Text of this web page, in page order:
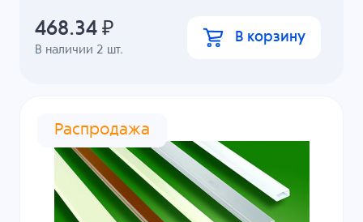
В наличии 2 шт.
468.34 ₽ В корзину
Распродажа